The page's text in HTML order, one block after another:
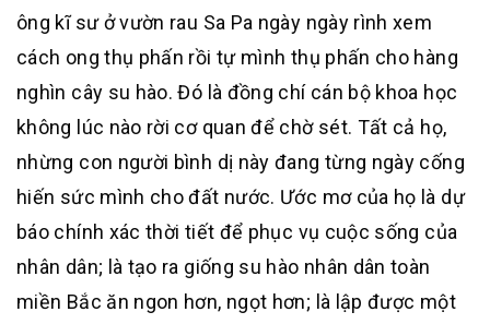
ông kĩ sư ở vườn rau Sa Pa ngày ngày rình xem
cách ong thụ phấn rồi tự mình thụ phấn cho hàng
nghìn cây su hào. Đó là đồng chí cán bộ khoa học
không lúc nào rời cơ quan để chờ sét. Tất cả họ,
nhừng con người bình dị này đang từng ngày cống
hiến sức mình cho đất nước. Ước mơ của họ là dự
báo chính xác thời tiết để phục vụ cuộc sống của
nhân dân; là tạo ra giống su hào nhân dân toàn
miền Bắc ăn ngon hơn, ngọt hơn; là lập được một